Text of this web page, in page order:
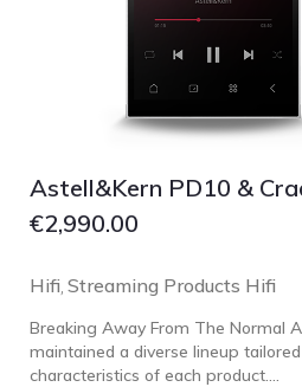
Astell&Kern PD10 &
€2,990.00
Hifi Streaming Products Hifi
Breaking Away From The Normal
maintained a diverse lineup
characteristics of each product....